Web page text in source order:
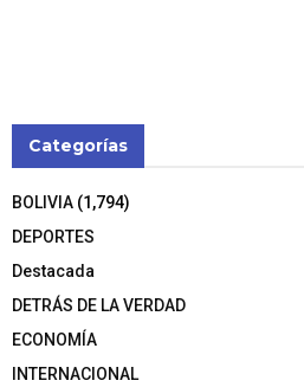
Categorías
BOLIVIA (1,794)
DEPORTES
Destacada
DETRÁS DE LA VERDAD
ECONOMÍA
INTERNACIONAL